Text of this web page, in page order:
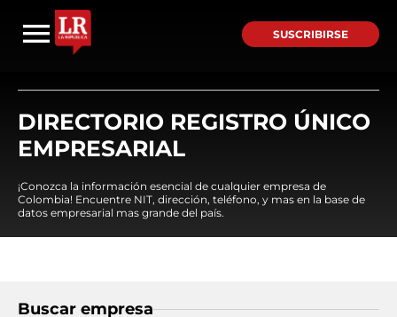
SUSCRIBIRSE
DIRECTORIO REGISTRO ÚNICO
EMPRESARIAL
¡Conozca la información esencial de cualquier empresa de
Colombia! Encuentre NIT, dirección, teléfono, y mas en la base de
datos empresarial mas grande del país.
Buscar empresa